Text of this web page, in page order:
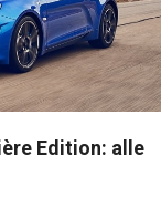
Edition: alle